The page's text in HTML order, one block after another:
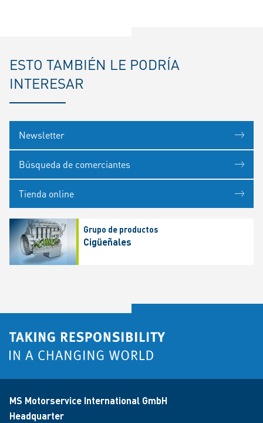
ESTO TAMBIÉN LE PODRÍA
INTERESAR
Newsletter
Búsqueda de comerciantes
Tienda online
Grupo de productos
Cigüeñales
MS Motorservice International GmbH
Headquarter